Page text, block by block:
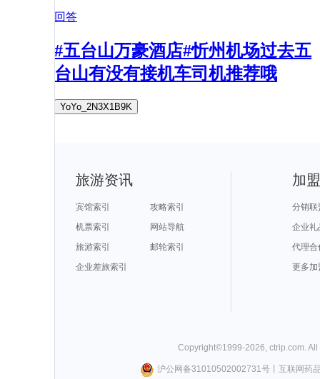
回答
#五台山万豪酒店#忻州机场过去五
台山有没有接机车司机推荐哦
YoYo_2N3X1B9K
旅游资讯
宾馆索引
攻略索引
机票索引
网站导航
旅游索引
邮轮索引
企业差旅索引
加
分销联
企业礼
代理合
更多加
Copyright©1999-2026 ctrip.com .
沪公网备31010502002731号丨 互联网药